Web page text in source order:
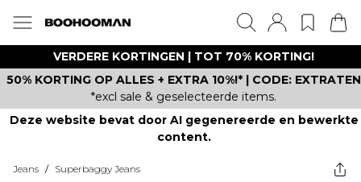
VERDERE KORTINGEN | TOT 70% KORTING!
50% KORTING OP ALLES + EXTRA 10%!* | CODE: EXTRATEN
*excl sale & geselecteerde items.
Deze website bevat door AI gegenereerde en bewerkte
content.
Jeans / Superbaggy Jeans